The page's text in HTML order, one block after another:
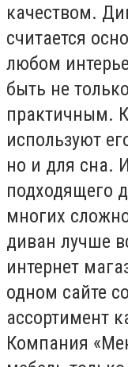
качеством.
считается
любом
быть не
практичным.
используют
но и для сна.
подходящего
многих
диван лучше
интернет
одном сайте
ассортимент
Компания